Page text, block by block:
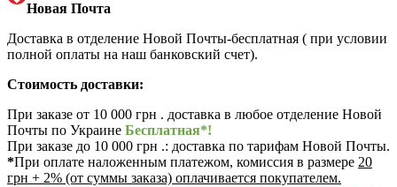
Новая Почта
Доставка в отделение Новой Почты-бесплатная ( при условии
полной оплаты на наш банковский счет).
Стоимость доставки:
При заказе от 10 000 грн . доставка в любое отделение Новой
Почты по Украине Бесплатная*!
При заказе до 10 000 грн .: доставка по тарифам Новой Почты.
*При оплате наложенным платежом, комиссия в размере 20
грн + 2% (от суммы заказа) оплачивается покупателем.